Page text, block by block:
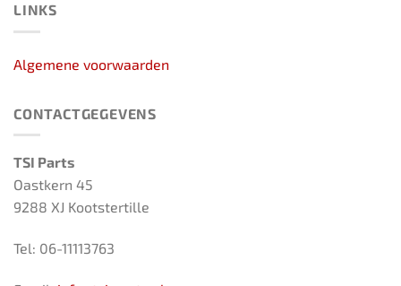
LINKS
Algemene voorwaarden
CONTACTGEGEVENS
TSI Parts
Oastkern 45
9288 XJ Kootstertille
Tel: 06-11113763